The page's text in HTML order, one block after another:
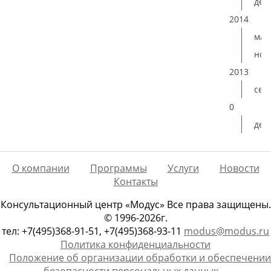
2014
мая
2013
0
О компании Программы Услуги
Новости
Контакты
Консультационный центр «Модус» Все права защищены.
© 1996-2026г.
тел: +7(495)368-91-51, +7(495)368-93-11 modus@modus.ru
Политика конфиденциальности
Положение об организации обработки и обеспечении